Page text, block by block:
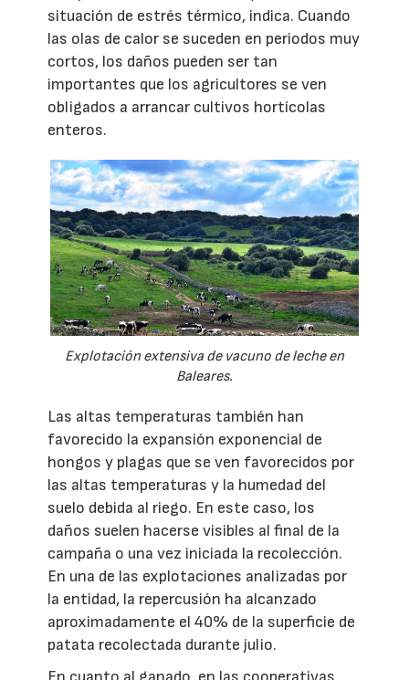
situación de estrés térmico, indica. Cuando
las olas de calor se suceden en periodos muy
cortos, los daños pueden ser tan
importantes que los agricultores se ven
obligados a arrancar cultivos hortícolas
enteros.
Explotación extensiva de vacuno de leche en
Baleares.
Las altas temperaturas también han
favorecido la expansión exponencial de
hongos y plagas que se ven favorecidos por
las altas temperaturas y la humedad del
suelo debida al riego. En este caso, los
daños suelen hacerse visibles al final de la
campaña o una vez iniciada la recolección.
En una de las explotaciones analizadas por
la entidad, la repercusión ha alcanzado
aproximadamente el 40% de la superficie de
patata recolectada durante julio.